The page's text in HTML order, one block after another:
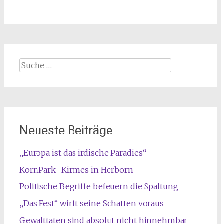
Suche
Neueste Beiträge
„Europa ist das irdische Paradies“
KornPark- Kirmes in Herborn
Politische Begriffe befeuern die Spaltung
„Das Fest“ wirft seine Schatten voraus
Gewalttaten sind absolut nicht hinnehmbar